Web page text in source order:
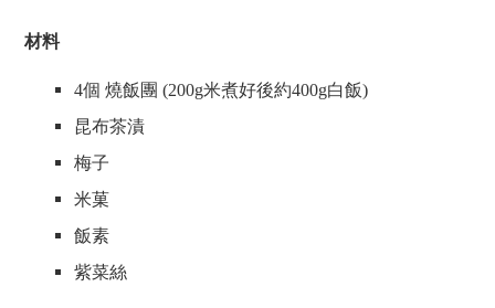
材料
4個 燒飯團(200g米煮好後約400g白飯)
昆布茶漬
梅子
米菓
飯素
紫菜絲